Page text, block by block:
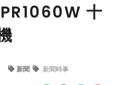
十
新聞 新聞時事